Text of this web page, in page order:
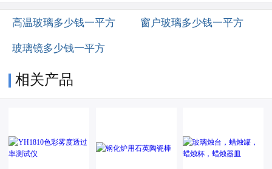
高温玻璃多少钱一平方 窗户玻璃多少钱一平方
玻璃镜多少钱一平方
相关产品